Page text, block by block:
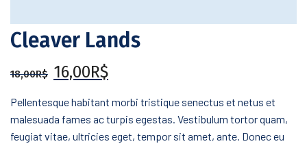
Cleaver Lands
18,00R$ 16,00R$
Pellentesque habitant morbi tristique senectus et netus et
malesuada fames ac turpis egestas. Vestibulum tortor quam,
feugiat vitae, ultricies eget, tempor sit amet, ante. Donec eu